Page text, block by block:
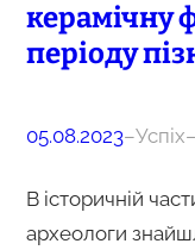
керамічну
періоду
05.08.2023–Успіх–
В історичній
археологи